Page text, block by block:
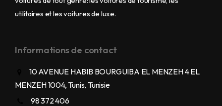
utilitaires et les voitures de luxe.
Informations de contact
10 AVENUE HABIB BOURGUIBA EL MENZEH 4 EL
MENZEH 1004, Tunis, Tunisie
98 372 406